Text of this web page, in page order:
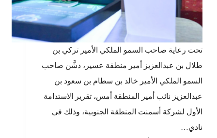
تحت رعاية صاحب السمو الملكي الأمير تركي بن
طلال بن عبدالعزيز أمير منطقة عسير، دشَّن صاحب
السمو الملكي الأمير خالد بن سطام بن سعود بن
عبدالعزيز نائب أمير المنطقة أمس، تقرير الاستدامة
الأول لشركة أسمنت المنطقة الجنوبية، وذلك في
نادي…